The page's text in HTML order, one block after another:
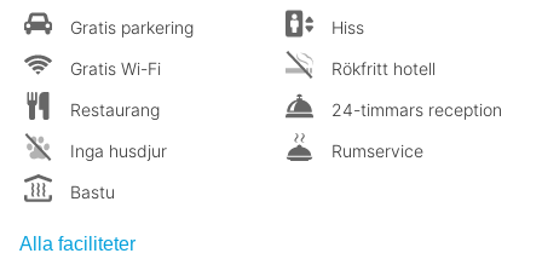
Gratis parkering
Gratis Wi-Fi
Restaurang
Inga husdjur
Bastu
Hiss
Rökfritt hotell
24-timmars reception
Rumservice
Alla faciliteter